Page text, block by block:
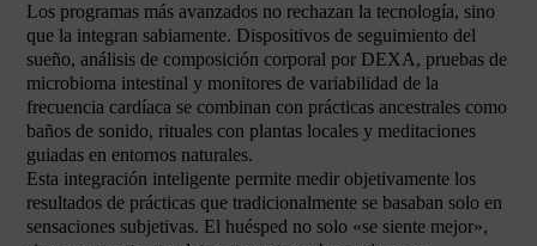
Los programas más avanzados no rechazan la tecnología, sino
que la integran sabiamente. Dispositivos de seguimiento del
sueño, análisis de composición corporal por DEXA, pruebas de
microbioma intestinal y monitores de variabilidad de la
frecuencia cardíaca se combinan con prácticas ancestrales como
baños de sonido, rituales con plantas locales y meditaciones
guiadas en entornos naturales.
Esta integración inteligente permite medir objetivamente los
resultados de prácticas que tradicionalmente se basaban solo en
sensaciones subjetivas. El huésped no solo «se siente mejor»,